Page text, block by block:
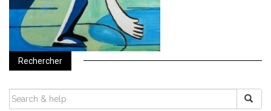
Rechercher
SEARCH
FOR: